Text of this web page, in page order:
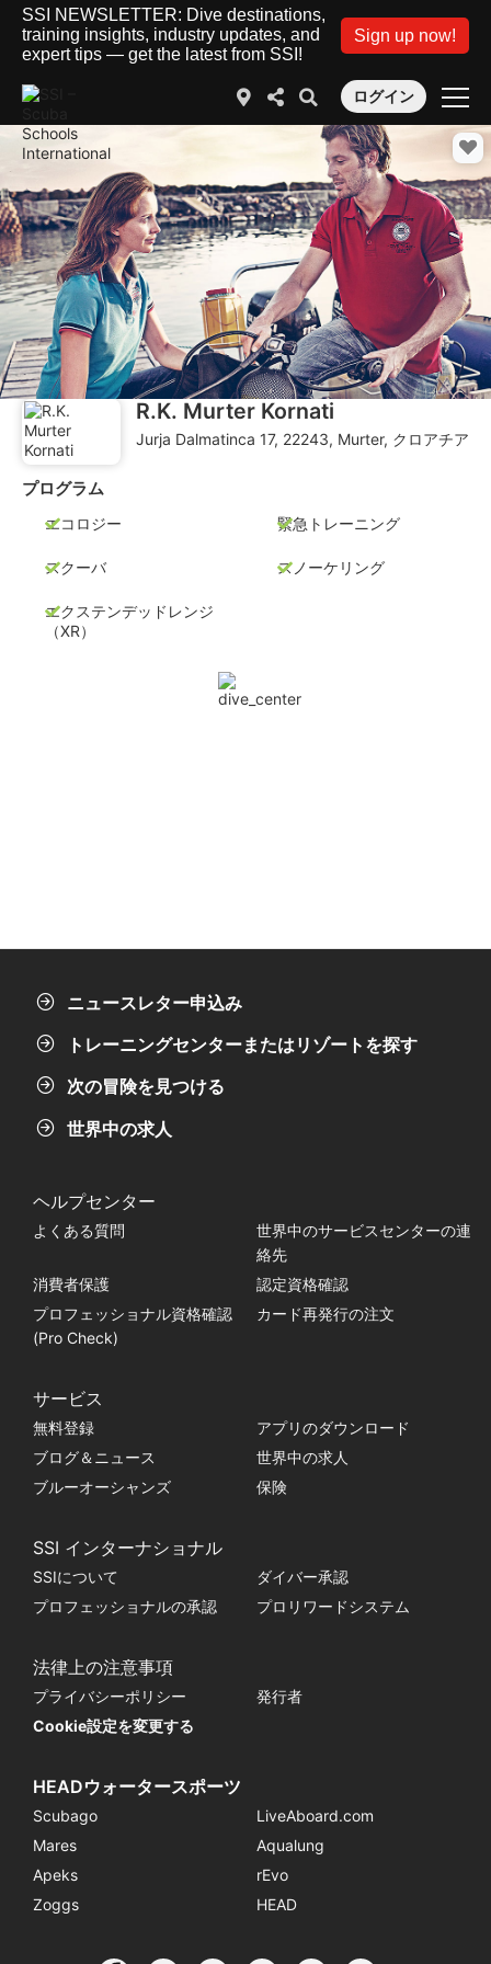
SSI NEWSLETTER: Dive destinations,
training insights, industry updates, and
expert tips — get the latest from SSI!
Sign up now!
ログイン
R.K. Murter Kornati
Jurja Dalmatinca 17, 22243, Murter, クロアチア
プログラム
エコロジー 緊急トレーニング
スクーバ スノーケリング
エクステンデッドレンジ
（XR）
ニュースレター申込み
トレーニングセンターまたはリゾートを探す
次の冒険を見つける
世界中の求人
ヘルプセンター
よくある質問
世界中のサービスセンターの連
絡先
消費者保護
認定資格確認
プロフェッショナル資格確認
(Pro Check)
カード再発行の注文
サービス
無料登録
アプリのダウンロード
ブログ＆ニュース
世界中の求人
ブルーオーシャンズ
保険
SSI インターナショナル
SSIについて
ダイバー承認
プロフェッショナルの承認
プロリワードシステム
法律上の注意事項
プライバシーポリシー
発行者
Cookie設定を変更する
HEADウォータースポーツ
Scubago
LiveAboard.com
Mares
Aqualung
Apeks
rEvo
Zoggs
HEAD